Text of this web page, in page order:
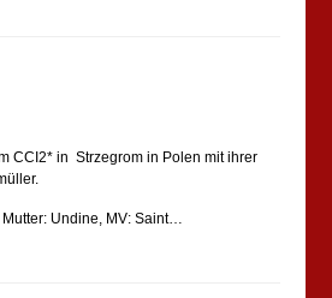
CCI2* in Strzegrom in Polen mit ihrer
Undine, MV: Saint…